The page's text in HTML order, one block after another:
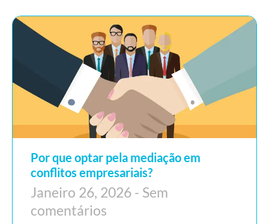
Por que optar pela mediação em
conflitos empresariais?
Janeiro 26, 2026
Sem
comentários